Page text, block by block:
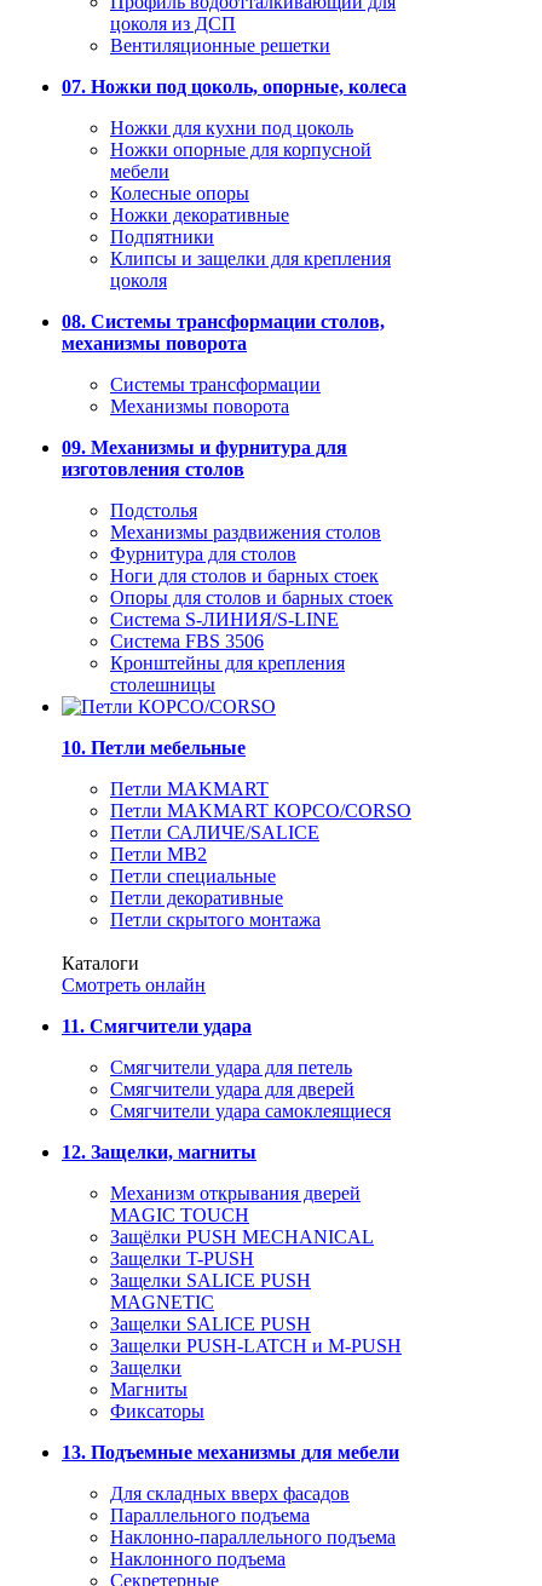
цоколя из ДСП
Вентиляционные решетки
07. Ножки под цоколь, опорные, колеса
Ножки для кухни под цоколь
Ножки опорные для корпусной
мебели
Колесные опоры
Ножки декоративные
Подпятники
Клипсы и защелки для крепления
цоколя
08. Системы трансформации столов,
механизмы поворота
Системы трансформации
Механизмы поворота
09. Механизмы и фурнитура для
изготовления столов
Подстолья
Механизмы раздвижения столов
Фурнитура для столов
Ноги для столов и барных стоек
Опоры для столов и барных стоек
Система S-ЛИНИЯ/S-LINE
Система FBS 3506
Кронштейны для крепления
столешницы
10. Петли мебельные
Петли MAKMART
Петли MAKMART КОРСО/CORSO
Петли САЛИЧЕ/SALICE
Петли MB2
Петли специальные
Петли декоративные
Петли скрытого монтажа
Каталоги
Смотреть онлайн
11. Смягчители удара
Смягчители удара для петель
Смягчители удара для дверей
Cмягчители удара самоклеящиеся
12. Защелки, магниты
Механизм открывания дверей
MAGIC TOUCH
Защёлки PUSH MECHANICAL
Защелки T-PUSH
Защелки SALICE PUSH
MAGNETIC
Защелки SALICE PUSH
Защелки PUSH-LATCH и M-PUSH
Защелки
Магниты
Фиксаторы
13. Подъемные механизмы для мебели
Для складных вверх фасадов
Параллельного подъема
Наклонно-параллельного подъема
Наклонного подъема
Секретерные